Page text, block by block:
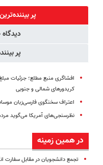
🔥 پرداخت
درب منزل
پر
دیدگاه
پر
افشاگری منبع مطلع؛ جزئیات
کریدورهای شمالی و جنوبی
اعتراف سخنگوی فارسی‌زبان
نظرسنجی‌های آمریکا می‌گوید
در همین زمینه
تجمع دانشجویان در مقابل سفارت